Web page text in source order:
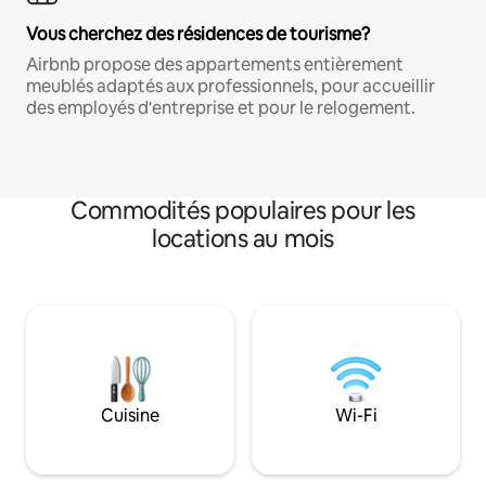
Vous cherchez des résidences de tourisme?
Airbnb propose des appartements entièrement
meublés adaptés aux professionnels, pour accueillir
des employés d'entreprise et pour le relogement.
Commodités populaires pour les
locations au mois
Cuisine Wi-Fi